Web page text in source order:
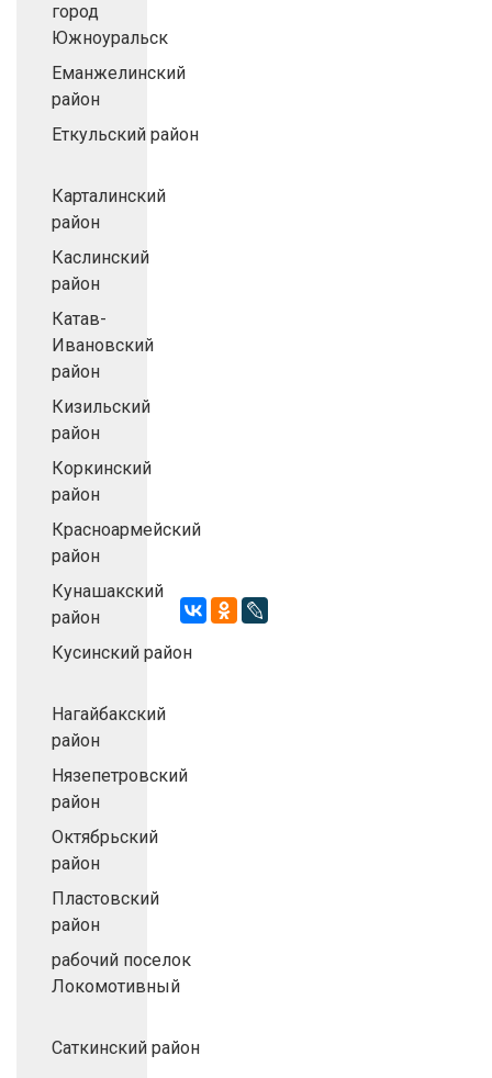
город
Южноуральск
Еманжелинский
район
Еткульский район
Карталинский
район
Каслинский
район
Катав-
Ивановский
район
Кизильский
район
Коркинский
район
Красноармейский
район
Кунашакский
район
Кусинский район
Нагайбакский
район
Нязепетровский
район
Октябрьский
район
Пластовский
район
рабочий поселок
Локомотивный
Саткинский район